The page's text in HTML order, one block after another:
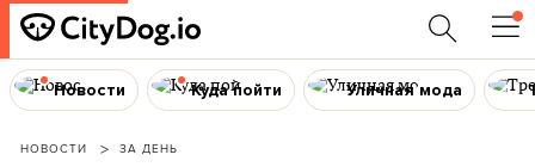
Новости Куда пойти Уличная мода
НОВОСТИ ЗА ДЕНЬ